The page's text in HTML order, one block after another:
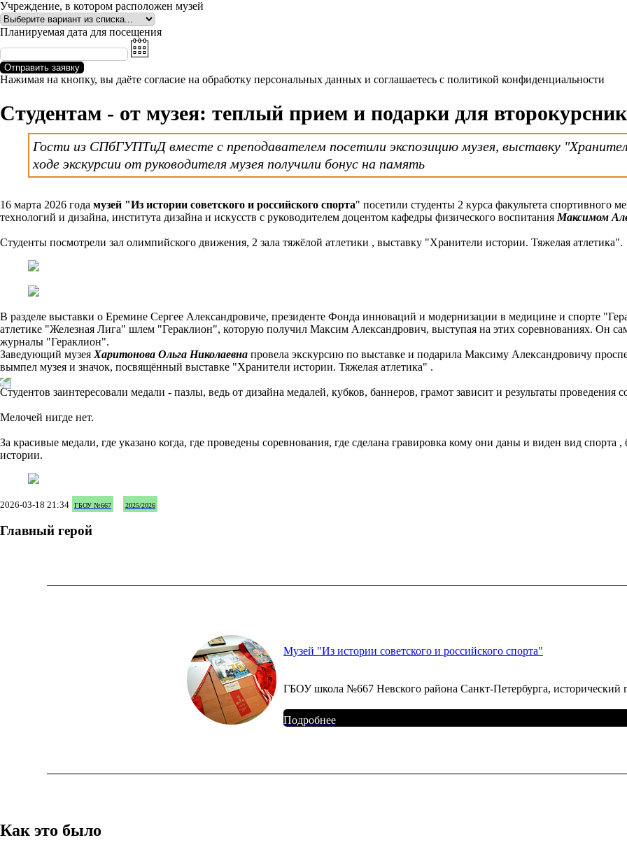
Учреждение, в котором расположен музей
Планируемая дата для посещения
Отправить заявку
Нажимая на кнопку, вы даёте согласие на обработку персональных данных и соглашаетесь c политикой конфиденциальности
Студентам - от музея: теплый прием и подарки для
Гости из СПбГУПТиД вместе с преподавателем посетили экспозицию музея, выставку
ходе экскурсии от руководителя музея получили бонус на память
16 марта 2026 года музей "Из истории советского и российского спорта" посетили студенты 2 курса факультета
технологий и дизайна, института дизайна и искусств с руководителем доцентом кафедры физического воспитания Максимом
Студенты посмотрели зал олимпийского движения, 2 зала тяжёлой атлетики , выставку "Хранители истории. Тяжелая атлетика".
В разделе выставки о Еремине Сергее Александровиче, президенте Фонда инноваций и модернизации в медицине и спорте
атлетике "Железная Лига" шлем "Гераклион", которую получил Максим Александрович, выступая на этих соревнованиях. Он
журналы "Гераклион".
Заведующий музея Харитонова Ольга Николаевна провела экскурсию по выставке и подарила Максиму Александровичу
вымпел музея и значок, посвящённый выставке "Хранители истории. Тяжелая атлетика" .
Студентов заинтересовали медали - пазлы, ведь от дизайна медалей, кубков, баннеров, грамот зависит и результаты проведения
Мелочей нигде нет.
За красивые медали, где указано когда, где проведены соревнования, где сделана гравировка кому они даны и виден вид спорта
истории.
2026-03-18 21:34 ГБОУ №667 2025/2026
Главный герой
Музей "Из истории советского и российского спорта"
ГБОУ школа №667 Невского района Санкт-Петербурга, исторический
Подробнее
Как это было